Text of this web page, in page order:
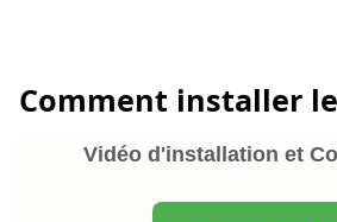
Comment installer
Vidéo d'installation et